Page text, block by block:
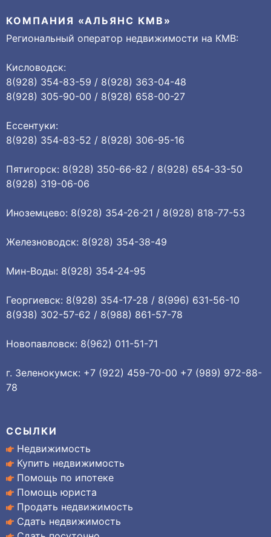
КОМПАНИЯ «АЛЬЯНС КМВ»
Региональный оператор недвижимости на КМВ:
Кисловодск:
8(928) 354-83-59 / 8(928) 363-04-48
8(928) 305-90-00 / 8(928) 658-00-27
Ессентуки:
8(928) 354-83-52 / 8(928) 306-95-16
Пятигорск: 8(928) 350-66-82 / 8(928) 654-33-50
8(928) 319-06-06
Иноземцево: 8(928) 354-26-21 / 8(928) 818-77-53
Железноводск: 8(928) 354-38-49
Мин-Воды: 8(928) 354-24-95
Георгиевск: 8(928) 354-17-28 / 8(996) 631-56-10
8(938) 302-57-62 / 8(988) 861-57-78
Новопавловск: 8(962) 011-51-71
г. Зеленокумск: +7 (922) 459-70-00 +7 (989) 972-88-
78
ССЫЛКИ
Недвижимость
Купить недвижимость
Помощь по ипотеке
Помощь юриста
Продать недвижимость
Сдать недвижимость